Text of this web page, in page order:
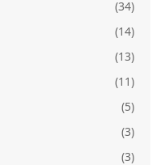
(34)
(14)
(13)
(11)
(5)
(3)
(3)